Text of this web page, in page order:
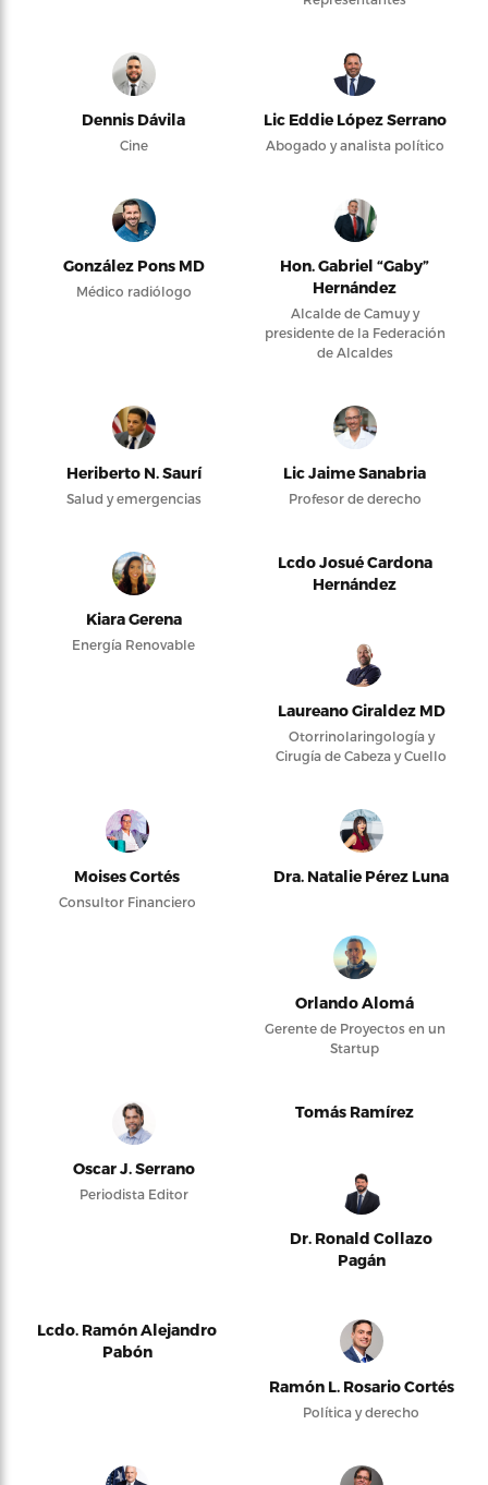
Dennis Dávila
Cine
Lic Eddie López Serrano
Abogado y analista político
González Pons MD
Médico radiólogo
Hon. Gabriel “Gaby”
Hernández
Alcalde de Camuy y
presidente de la Federación
de Alcaldes
Heriberto N. Saurí
Salud y emergencias
Lic Jaime Sanabria
Profesor de derecho
Kiara Gerena
Energía Renovable
Lcdo Josué Cardona
Hernández
Laureano Giraldez MD
Otorrinolaringología y
Cirugía de Cabeza y Cuello
Moises Cortés
Consultor Financiero
Dra. Natalie Pérez Luna
Orlando Alomá
Gerente de Proyectos en un
Startup
Oscar J. Serrano
Periodista Editor
Tomás Ramírez
Dr. Ronald Collazo
Pagán
Lcdo. Ramón Alejandro
Pabón
Ramón L. Rosario Cortés
Política y derecho